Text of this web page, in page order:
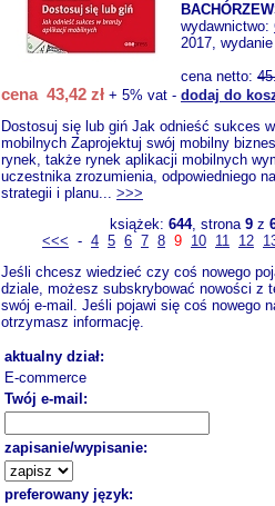
wydawnictwo:
2017,
cena netto:
cena 43,42 zł + 5% vat - dodaj do
Dostosuj się lub giń Jak odnieść sukces
mobilnych Zaprojektuj swój mobilny
rynek, także rynek aplikacji mobilnych
uczestnika zrozumienia, odpowiedniego
strategii i planu... >>>
książek: 644, strona 9z
<<< - 4 5 6 7 8 9 10 11 12
Jeśli chcesz wiedzieć czy coś nowego
dziale, możesz subskrybować nowości z
swój e-mail. Jeśli pojawi się coś nowego
otrzymasz informację.
aktualny dział:
E-commerce
Twój e-mail:
zapisanie/wypisanie:
preferowany język: